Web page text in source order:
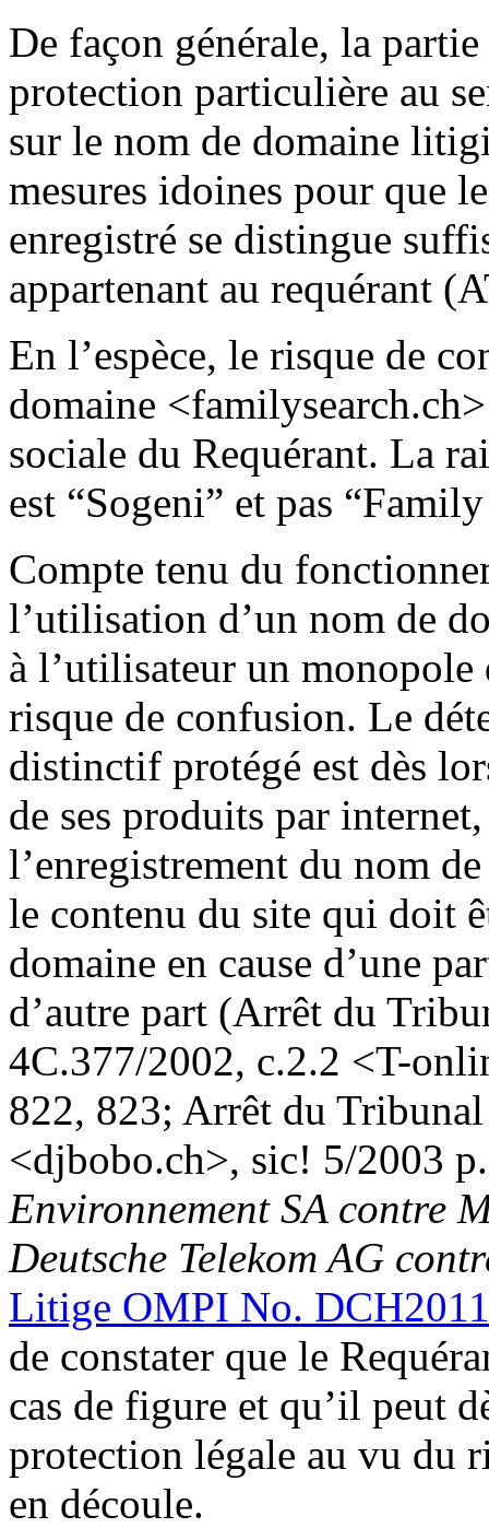
De façon générale, la
protection particulière au
sur le nom de domaine
mesures idoines pour que
enregistré se distingue
appartenant au requérant
En l’espèce, le risque de
domaine
sociale du Requérant. La
est “Sogeni” et pas
Compte tenu du
l’utilisation d’un nom de
à l’utilisateur un
risque de confusion. Le
distinctif protégé est dès
de ses produits par
l’enregistrement du nom
le contenu du site qui doit
domaine en cause d’une
d’autre part (Arrêt du
4C.377/2002, c.2.2 <T-
822, 823; Arrêt du
<djbobo.ch>, sic! 5/2003
Environnement SA contre
Deutsche Telekom AG
Litige OMPI No.
de constater que le
cas de figure et qu’il peut
protection légale au vu du
en découle.